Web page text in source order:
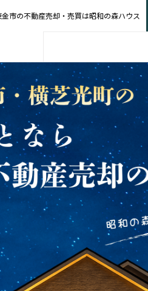
昭和の森ハウスの
家
ウス 厳選プラン
店舗案内 スタ
市の不動産売却・売買は昭和の森ハウス